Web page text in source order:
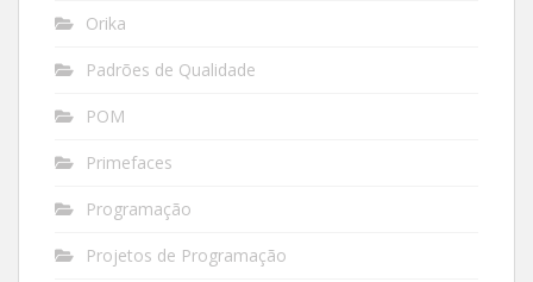
Orika
Padrões de Qualidade
POM
Primefaces
Programação
Projetos de Programação